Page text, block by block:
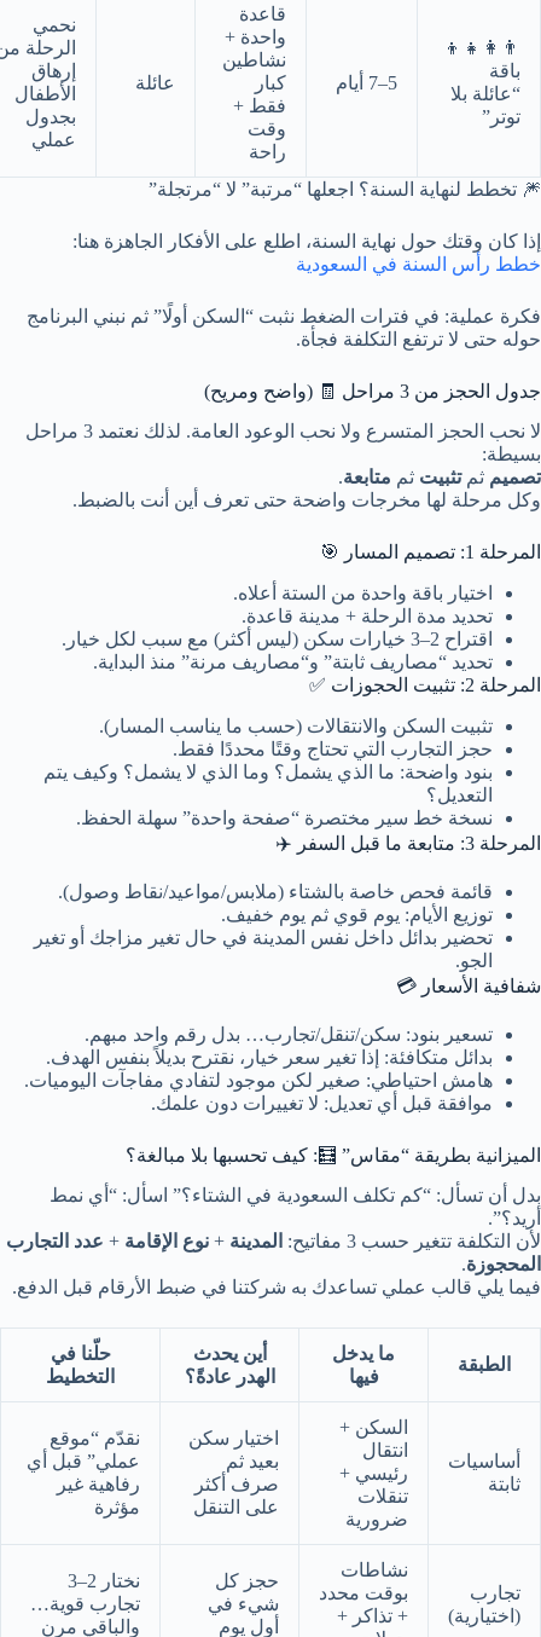
👨‍👩‍👧‍👦
باقة
“عائلة بلا
توتر”
5–7 أيام
قاعدة
واحدة +
نشاطين
كبار
فقط +
وقت
راحة
عائلة
نحمي
الرحلة
إرهاق
الأطفال
بجدول
عملي
🎆 تخطط لنهاية السنة؟ اجعلها “مرتبة” لا “مرتجلة”
إذا كان وقتك حول نهاية السنة، اطلع على الأفكار الجاهزة هنا:
خطط رأس السنة في السعودية
فكرة عملية: في فترات الضغط نثبت “السكن أولًا” ثم نبني البرنامج
حوله حتى لا ترتفع التكلفة فجأة.
جدول الحجز من 3 مراحل 🧾 (واضح ومريح)
لا نحب الحجز المتسرع ولا نحب الوعود العامة. لذلك نعتمد 3 مراحل
بسيطة:
تصميم ثمتثبيت ثم متابعة.
وكل مرحلة لها مخرجات واضحة حتى تعرف أين أنت بالضبط.
المرحلة 1: تصميم المسار 🎯
اختيار باقة واحدة من الستة أعلاه.
تحديد مدة الرحلة + مدينة قاعدة.
اقتراح 2–3 خيارات سكن (ليس أكثر) مع سبب لكل خيار.
تحديد “مصاريف ثابتة” و“مصاريف مرنة” منذ البداية.
المرحلة 2: تثبيت الحجوزات ✅
تثبيت السكن والانتقالات (حسب ما يناسب المسار).
حجز التجارب التي تحتاج وقتًا محددًا فقط.
بنود واضحة: ما الذي يشمل؟ وما الذي لا يشمل؟ وكيف يتم
التعديل؟
نسخة خط سير مختصرة “صفحة واحدة” سهلة الحفظ.
المرحلة 3: متابعة ما قبل السفر ✈️
قائمة فحص خاصة بالشتاء (ملابس/مواعيد/نقاط وصول).
توزيع الأيام: يوم قوي ثم يوم خفيف.
تحضير بدائل داخل نفس المدينة في حال تغير مزاجك أو تغير
الجو.
شفافية الأسعار 💳
تسعير بنود: سكن/تنقل/تجارب… بدل رقم واحد مبهم.
بدائل متكافئة: إذا تغير سعر خيار، نقترح بديلاً بنفس الهدف.
هامش احتياطي: صغير لكن موجود لتفادي مفاجآت اليوميات.
موافقة قبل أي تعديل: لا تغييرات دون علمك.
الميزانية بطريقة “مقاس” 🧮: كيف تحسبها بلا مبالغة؟
بدل أن تسأل: “كم تكلف السعودية في الشتاء؟” اسأل: “أي نمط
أريد؟”.
لأن التكلفة تتغير حسب 3 مفاتيح:
المدينة + نوع الإقامة + عدد التجارب
المحجوزة.
فيما يلي قالب عملي تساعدك به شركتنا في ضبط الأرقام قبل الدفع.
الطبقة
ما يدخل
فيها
أين يحدث
الهدر عادةً؟
حلّنا في
التخطيط
أساسيات
ثابتة
السكن +
انتقال
رئيسي +
تنقلات
ضرورية
اختيار سكن
بعيد ثم
صرف أكثر
على التنقل
نقدّم “موقع
عملي” قبل أي
رفاهية غير
مؤثرة
تجارب
(اختيارية)
نشاطات
بوقت محدد
+ تذاكر +
حجز كل
شيء في
أول يوم
نختار 2–3
تجارب قوية…
والباقي مرن